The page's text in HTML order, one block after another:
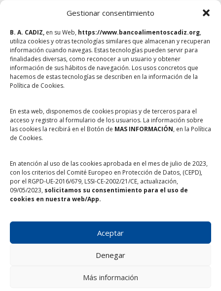
Gestionar consentimiento
B. A. CADIZ, en su Web, https://www.bancoalimentoscadiz.org,
utiliza cookies y otras tecnologías similares que almacenan y recuperan
información cuando navegas. Estas tecnologías pueden servir para
finalidades diversas, como reconocer a un usuario y obtener
información de sus hábitos de navegación. Los usos concretos que
hacemos de estas tecnologías se describen en la información de la
Política de Cookies.
En esta web, disponemos de cookies propias y de terceros para el
acceso y registro al formulario de los usuarios. La información sobre
las cookies la recibirá en el Botón de MAS INFORMACIÓN, en la Política
de Cookies.
En atención al uso de las cookies aprobada en el mes de julio de 2023,
con los criterios del Comité Europeo en Protección de Datos, (CEPD),
por el RGPD-UE-2016/679, LSSI-CE-2002/21/CE, actualización,
09/05/2023, solicitamos su consentimiento para el uso de
cookies en nuestra web/App.
Aceptar
Denegar
Más información
Colabora
Hazte voluntario
PROYECTOS
Empleo y formación
Ayuda a desfavorecidos
FEGA Frutas y hortalizas
Yo no lo tiro
Aprender comiendo
Cocina de aprovechamiento
Aviso legal y Política de privacidad Condiciones de uso
Política de cookies Colaboraciones web
de Cádiz.
Diseño y DesarrolloVEXEL Estudio Publicitario| Hospedaje web: